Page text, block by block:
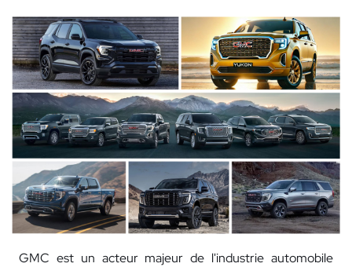
GMC est un acteur majeur de l'industrie automobile